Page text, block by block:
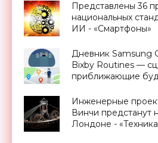
Представлены 36
национальных
ИИ - «Смартфоны»
Дневник Samsung
Bixby Routines —
приближающие
Инженерные
Винчи предстанут
Лондоне -